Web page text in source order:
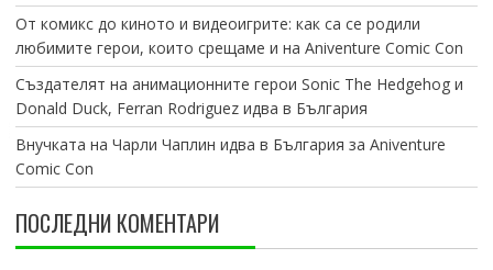
От комикс до киното и видеоигрите: как са се родили
любимите герои, които срещаме и на Aniventure Comic Con
Създателят на анимационните герои Sonic The Hedgehog и
Donald Duck, Ferran Rodriguez идва в България
Внучката на Чарли Чаплин идва в България за Aniventure
Comic Con
ПОСЛЕДНИ КОМЕНТАРИ